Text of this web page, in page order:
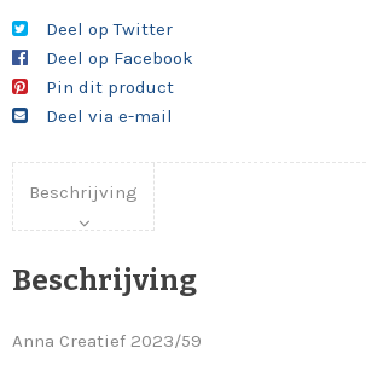
ebo
ok
Deel op Twitter
Deel op Facebook
Pin dit product
Deel via e-mail
Beschrijving
Beschrijving
Anna Creatief 2023/59